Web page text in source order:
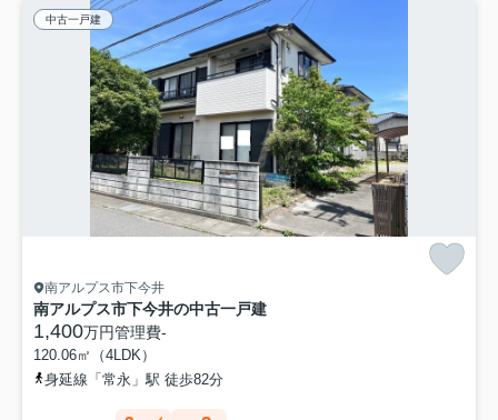
中古一戸建
南アルプス市下今井
南アルプス市下今井の中古一戸建
1,400万円管理費-
120.06㎡（4LDK）
身延線「常永」駅 徒歩82分